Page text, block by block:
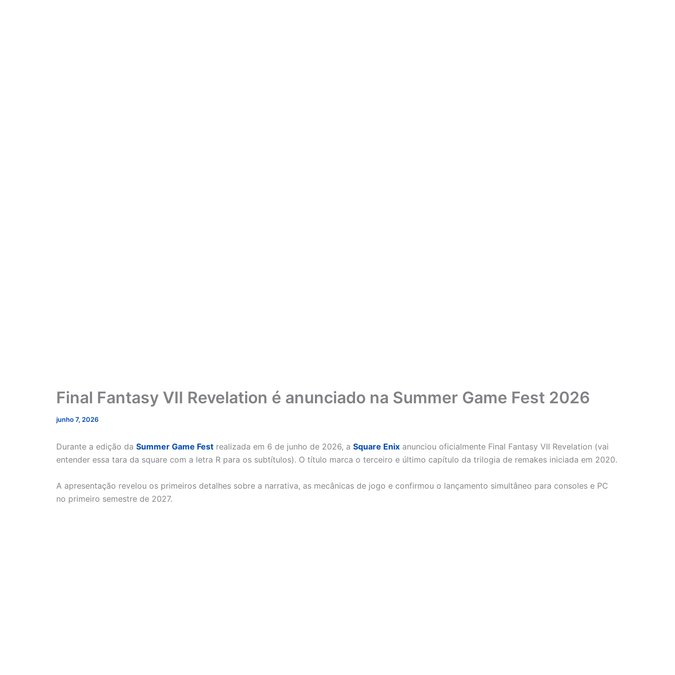
Final Fantasy VII Revelation é anunciado na Summer Game Fest 2026
junho 7, 2026
Durante a edição da Summer Game Fest realizada em 6 de junho de 2026, a Square Enix anunciou oficialmente Final Fantasy VII Revelation (vai
entender essa tara da square com a letra R para os subtítulos). O título marca o terceiro e último capítulo da trilogia de remakes iniciada em 2020.
A apresentação revelou os primeiros detalhes sobre a narrativa, as mecânicas de jogo e confirmou o lançamento simultâneo para consoles e PC
no primeiro semestre de 2027.